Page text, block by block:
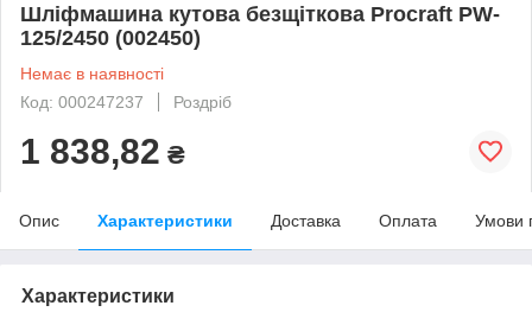
Шліфмашина кутова безщіткова Procraft PW-
125/2450 (002450)
Немає в наявності
Код: 000247237
Роздріб
1 838,82 ₴
Опис Характеристики Доставка Оплата Умови
Характеристики